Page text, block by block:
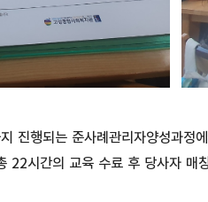
진행되는 준사례관리자양성과정
22시간의 교육 수료 후 당사자 매